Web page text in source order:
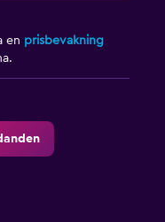
en prisbevakning